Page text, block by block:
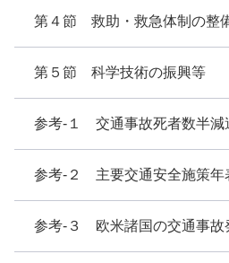
第４節 救助・救急体制の整
第５節 科学技術の振興等
参考-１ 交通事故死者数半減
参考-２ 主要交通安全施策年
参考-３ 欧米諸国の交通事故